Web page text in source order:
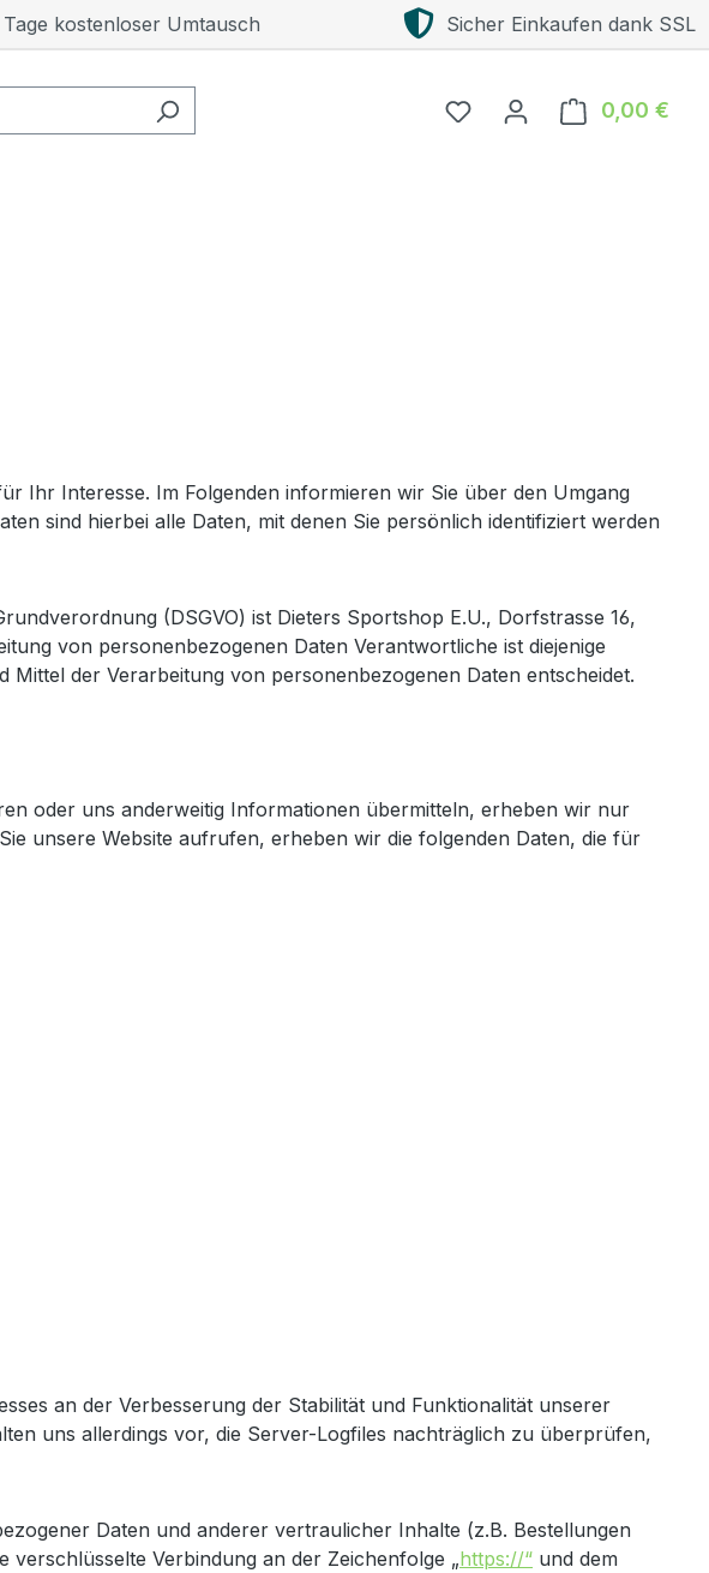
kostenloser Umtausch Sicher Einkaufen dank SSL
0,00 €
Ihr Interesse. Im Folgenden informieren wir Sie über den Umgang
sind hierbei alle Daten, mit denen Sie persönlich identifiziert werden
(DSGVO) ist Dieters Sportshop E.U., Dorfstrasse 16,
von personenbezogenen Daten Verantwortliche ist diejenige
der Verarbeitung von personenbezogenen Daten entscheidet.
oder uns anderweitig Informationen übermitteln, erheben wir nur
unsere Website aufrufen, erheben wir die folgenden Daten, die für
an der Verbesserung der Stabilität und Funktionalität unserer
uns allerdings vor, die Server-Logfiles nachträglich zu überprüfen,
Daten und anderer vertraulicher Inhalte (z.B. Bestellungen
Verbindung an der Zeichenfolge „https://“ und dem